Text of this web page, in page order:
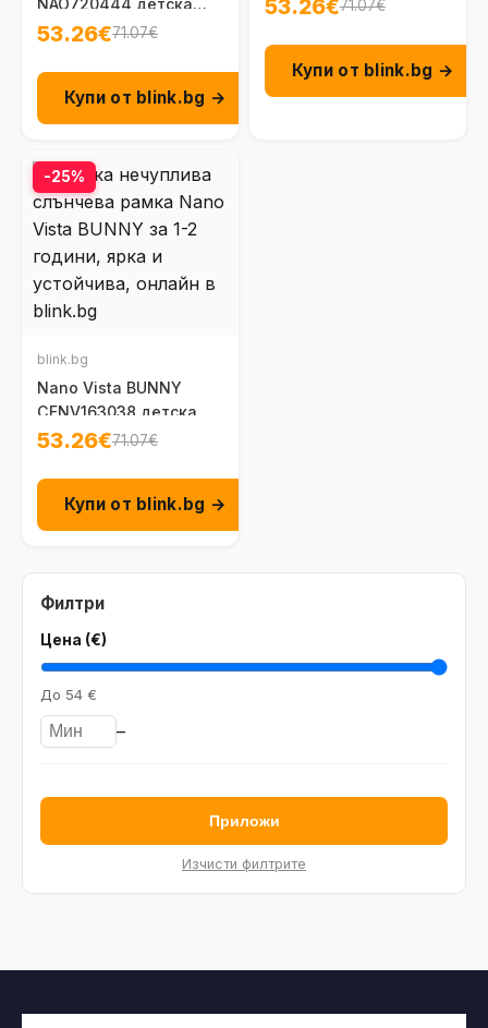
Филтри
Цена (€)
До 54 €
–
Приложи
Изчисти филтрите
NAO720444 детска
нечуплива рамка 6-8 г.
53.26€71.07€
Купи от blink.bg →
53.26€71.07€
Купи от blink.bg →
-25%
blink.bg
Nano Vista BUNNY
CFNV163038 детска
нечуплива рамка за
53.26€71.07€
Купи от blink.bg →